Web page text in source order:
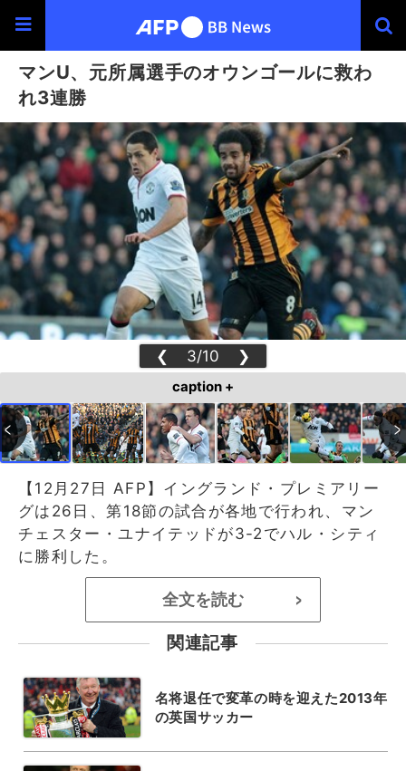
マンU、元所属選手のオウンゴールに救わ
れ3連勝
❮ 3/10 ❯
caption +
【12月27日 AFP】イングランド・プレミアリー
グは26日、第18節の試合が各地で行われ、マン
チェスター・ユナイテッドが3-2でハル・シティ
に勝利した。
全文を読む >
関連記事
名将退任で変革の時を迎えた2013年
の英国サッカー